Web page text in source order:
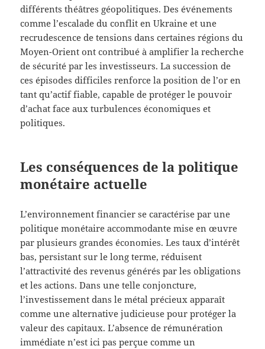
différents théâtres géopolitiques. Des événements
comme l’escalade du conflit en Ukraine et une
recrudescence de tensions dans certaines régions du
Moyen-Orient ont contribué à amplifier la recherche
de sécurité par les investisseurs. La succession de
ces épisodes difficiles renforce la position de l’or en
tant qu’actif fiable, capable de protéger le pouvoir
d’achat face aux turbulences économiques et
politiques.
Les conséquences de la politique
monétaire actuelle
L’environnement financier se caractérise par une
politique monétaire accommodante mise en œuvre
par plusieurs grandes économies. Les taux d’intérêt
bas, persistant sur le long terme, réduisent
l’attractivité des revenus générés par les obligations
et les actions. Dans une telle conjoncture,
l’investissement dans le métal précieux apparaît
comme une alternative judicieuse pour protéger la
valeur des capitaux. L’absence de rémunération
immédiate n’est ici pas perçue comme un